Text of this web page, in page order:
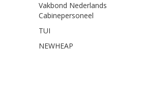
Vakbond Nederlands
Cabinepersoneel
TUI
NEWHEAP